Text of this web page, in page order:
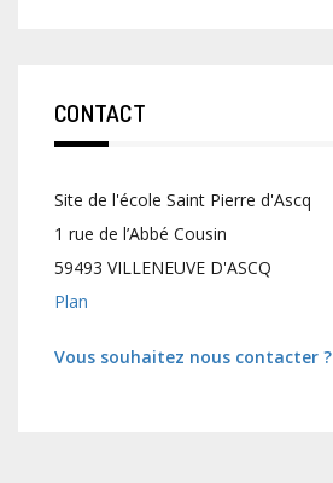
CONTACT
Site de l'école Saint Pierre d'Ascq
1 rue de l’Abbé Cousin
59493 VILLENEUVE D'ASCQ
Plan
Vous souhaitez nous contacter ?